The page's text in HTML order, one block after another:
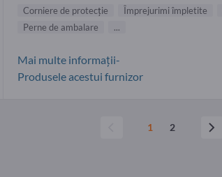
Corniere de protecţie
Împrejurimi împletite
Perne de ambalare
...
Mai multe informații-
Produsele acestui furnizor
1 2